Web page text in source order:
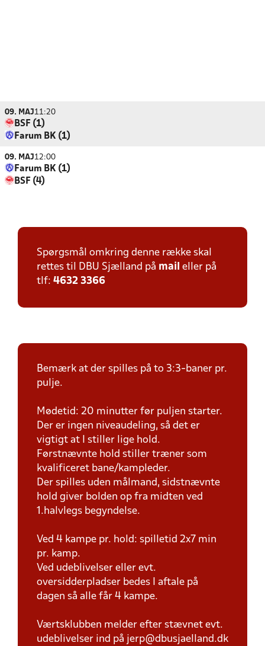
09. MAJ11:20
BSF (1)
Farum BK (1)
09. MAJ12:00
Farum BK (1)
BSF (4)
Spørgsmål omkring denne række skal
rettes til DBU Sjælland på mail eller på
tlf: 4632 3366
Bemærk at der spilles på to 3:3-baner pr.
pulje.
Mødetid: 20 minutter før puljen starter.
Der er ingen niveaudeling, så det er
vigtigt at I stiller lige hold.
Førstnævnte hold stiller træner som
kvalificeret bane/kampleder.
Der spilles uden målmand, sidstnævnte
hold giver bolden op fra midten ved
1.halvlegs begyndelse.
Ved 4 kampe pr. hold: spilletid 2x7 min
pr. kamp.
Ved udeblivelser eller evt.
oversidderpladser bedes I aftale på
dagen så alle får 4 kampe.
Værtsklubben melder efter stævnet evt.
udeblivelser ind på jerp@dbusjaelland.dk